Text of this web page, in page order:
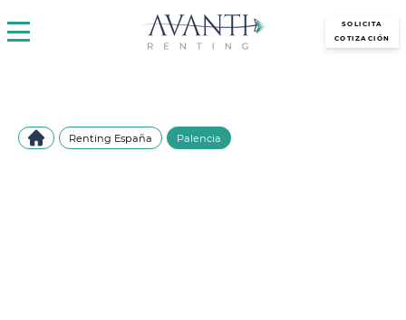
SOLICITA
COTIZACIÓN
Renting España Palencia